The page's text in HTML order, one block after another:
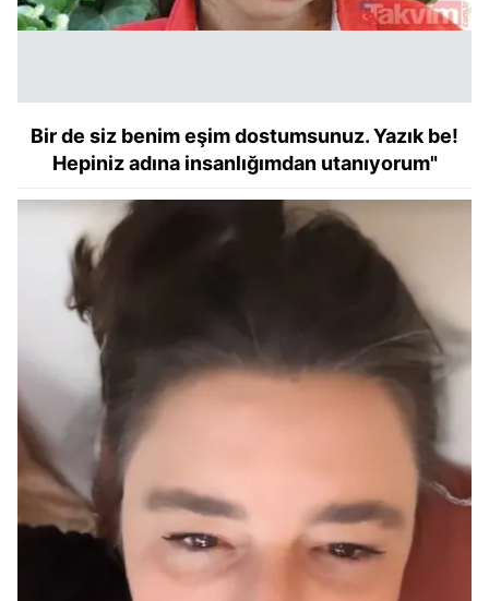
Bir de siz benim eşim dostumsunuz. Yazık be!
Hepiniz adına insanlığımdan utanıyorum"